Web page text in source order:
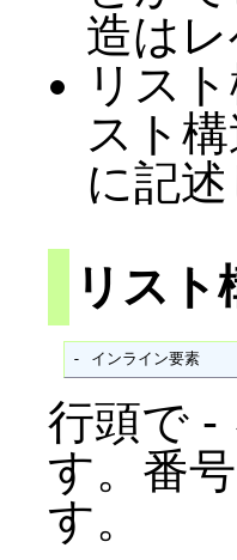
造は
リス
スト
に記述
リスト
- インライン要素
行頭で -
す。番
す。